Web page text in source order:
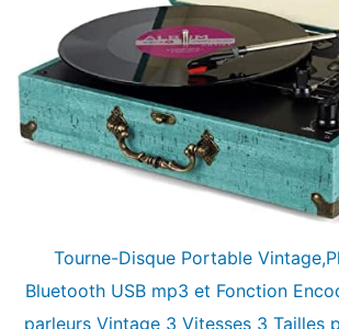
Tourne-Disque Portable
Bluetooth USB mp3 et Fonction
parleurs Vintage 3 Vitesses 3 Tailles